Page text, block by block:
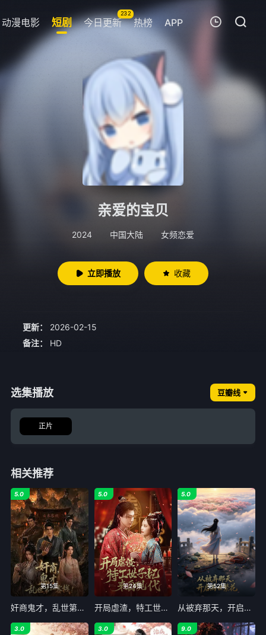
动漫电影 短剧 今日更新
232
热榜 APP
暂无观看影片的记录
亲爱的宝贝
2024 中国大陆 女频恋爱
立即播放 收藏
更新：
2026-02-15
备注：
HD
选集播放 豆瓣线
正片
相关推荐
第15集
5.0
奸商鬼才，乱世第一客栈!
第24集
5.0
开局虐渣，特工世子妃来自现代
第52集
5.0
从被弃那天，开启满世繁花
3.0 3.0 9.0